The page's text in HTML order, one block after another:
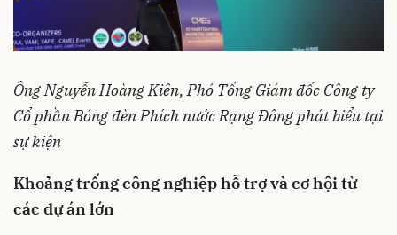
Ông Nguyễn Hoàng Kiên, Phó Tổng Giám đốc Công ty
Cổ phần Bóng đèn Phích nước Rạng Đông phát biểu tại
sự kiện
Khoảng trống công nghiệp hỗ trợ và cơ hội từ
các dự án lớn